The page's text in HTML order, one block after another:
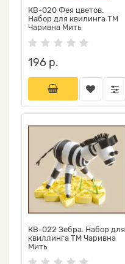
КВ-020 Фея цветов.
Набор для квилинга ТМ
Чаривна Мить
196 р.
КВ-022 Зебра. Набор для
квиллинга ТМ Чаривна
Мить